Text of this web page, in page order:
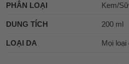
PHÂN LOẠI Kem/
DUNG TÍCH 200 ml
LOẠI DA Mọi loại